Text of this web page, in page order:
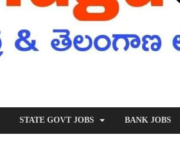
STATE GOVT JOBS BANK JOBS